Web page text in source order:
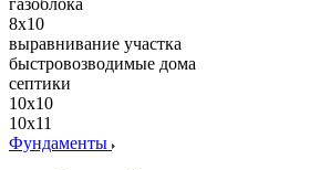
газоблока
8x10
выравнивание участка
быстровозводимые дома
септики
10х10
10х11
Фундаменты